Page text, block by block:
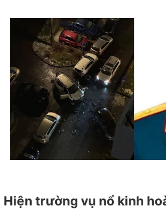
Hiện trường vụ nổ kinh